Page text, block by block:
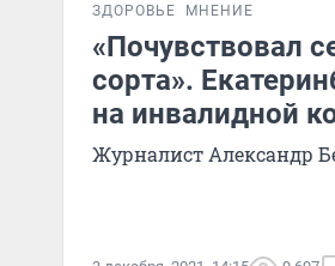
ЗДОРОВЬЕ МНЕНИЕ
«Почувствовал
сорта».
на инвалидной
Журналист Александр